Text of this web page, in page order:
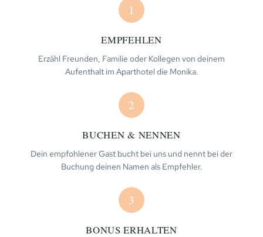
1
EMPFEHLEN
Erzähl Freunden, Familie oder Kollegen von deinem
Aufenthalt im Aparthotel die Monika.
2
BUCHEN & NENNEN
Dein empfohlener Gast bucht bei uns und nennt bei der
Buchung deinen Namen als Empfehler.
3
BONUS ERHALTEN